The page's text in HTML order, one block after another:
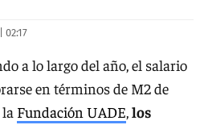
02:17
a lo largo del año, el salario
en términos de M2 de
Fundación UADE,los